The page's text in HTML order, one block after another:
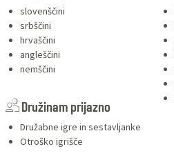
slovenščini
srbščini
hrvaščini
angleščini
nemščini
Družinam prijazno
Družabne igre in sestavljanke
Otroško igrišče